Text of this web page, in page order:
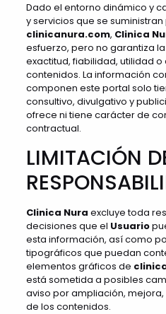
Dado el entorno dinámico y
y servicios que se
clinicanura.com, Clinica
esfuerzo, pero no garantiza
exactitud, fiabilidad, utilidad
contenidos. La información
componen este portal solo
consultivo, divulgativo y
ofrece ni tiene carácter de
contractual.
LIMITACIÓN
Clinica Nura excluye toda
decisiones que el Usuario
esta información, así como
tipográficos que puedan
elementos gráficos de
está sometida a posibles
aviso por ampliación,
de los contenidos.